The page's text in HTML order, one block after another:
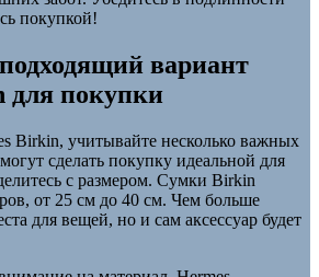
покупкой!
вариант
для покупки
Birkin, учитывайте несколько важных
сделать покупку идеальной для
с размером. Сумки Birkin
от 25 см до 40 см. Чем больше
для вещей, но и сам аксессуар будет